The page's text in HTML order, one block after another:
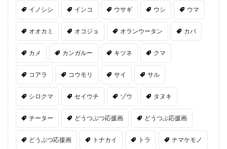
イノシシ インコ ウサギ ウシ ウマ
オオカミ オコジョ オランウータン カバ
カメ カンガルー キツネ クマ
コアラ コウモリ サイ サル
シロクマ セイウチ ゾウ タヌキ
チーター どうつぶつ応援画 どうつぶ応援画
どうぶつ応援画 トナカイ トラ ナマケモノ